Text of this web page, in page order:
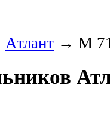
Атлант → М